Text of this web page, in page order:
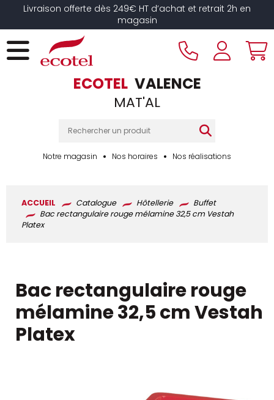
Livraison offerte dès 249€ HT d’achat et retrait 2h en
magasin
ECOTEL VALENCE
MAT'AL
Notre magasin Nos horaires Nos réalisations
ACCUEIL Catalogue Hôtellerie
Buffet
Bac rectangulaire rouge mélamine 32,5 cm Vestah
Platex
Bac rectangulaire rouge
mélamine 32,5 cm Vestah
Platex
Panneau de gestion des cookies